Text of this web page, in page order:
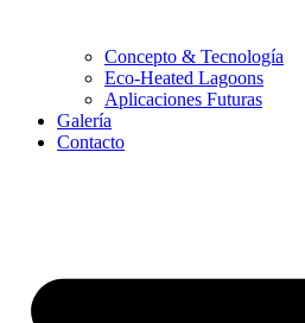
Concepto & Tecnología
Eco-Heated Lagoons
Aplicaciones Futuras
Galería
Contacto